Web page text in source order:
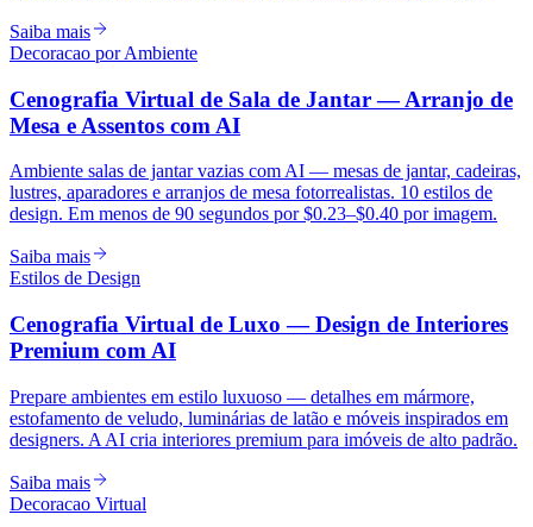
Saiba mais
Decoracao por Ambiente
Cenografia Virtual de Sala de Jantar — Arranjo de
Mesa e Assentos com AI
Ambiente salas de jantar vazias com AI — mesas de jantar, cadeiras,
lustres, aparadores e arranjos de mesa fotorrealistas. 10 estilos de
design. Em menos de 90 segundos por $0.23–$0.40 por imagem.
Saiba mais
Estilos de Design
Cenografia Virtual de Luxo — Design de Interiores
Premium com AI
Prepare ambientes em estilo luxuoso — detalhes em mármore,
estofamento de veludo, luminárias de latão e móveis inspirados em
designers. A AI cria interiores premium para imóveis de alto padrão.
Saiba mais
Decoracao Virtual